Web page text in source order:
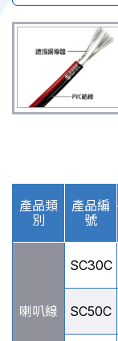
產品類
別
產品編
號
喇叭線
SC30C
SC50C